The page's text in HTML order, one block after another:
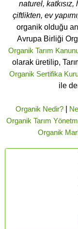
naturel,
çiftlikten, ev
organik olduğu
Avrupa Birliği
Organik Tarım
olarak üretilip,
Organik Sertifika
ile
Organik Nedir?|
Organik Tarım
Organik